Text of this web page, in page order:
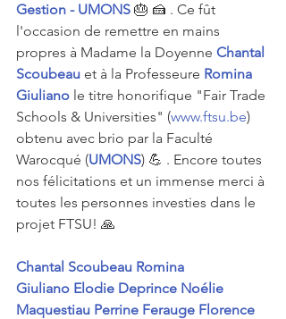
Gestion - UMONS 🎂 🍰 . Ce fût
l'occasion de remettre en mains
propres à Madame la Doyenne Chantal
Scoubeau et à la Professeure Romina
Giuliano le titre honorifique "Fair Trade
Schools & Universities" (www.ftsu.be)
obtenu avec brio par la Faculté
Warocqué (UMONS) 💪 . Encore toutes
nos félicitations et un immense merci à
toutes les personnes investies dans le
projet FTSU! 🙏
Chantal Scoubeau Romina
Giuliano Elodie Deprince Noélie
Maquestiau Perrine Ferauge Florence